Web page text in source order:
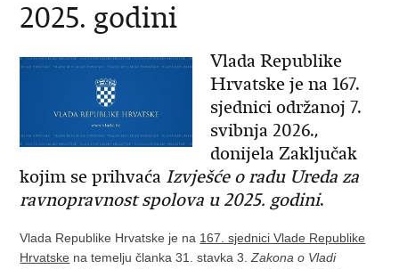
2025. godini
Vlada Republike
Hrvatske je na 167.
sjednici održanoj 7.
svibnja 2026.,
donijela Zaključak
kojim se prihvaća Izvješće o radu Ureda za
ravnopravnost spolova u 2025. godini.
Vlada Republike Hrvatske je na 167. sjednici Vlade Republike
Hrvatske na temelju članka 31. stavka 3.Zakona o Vladi